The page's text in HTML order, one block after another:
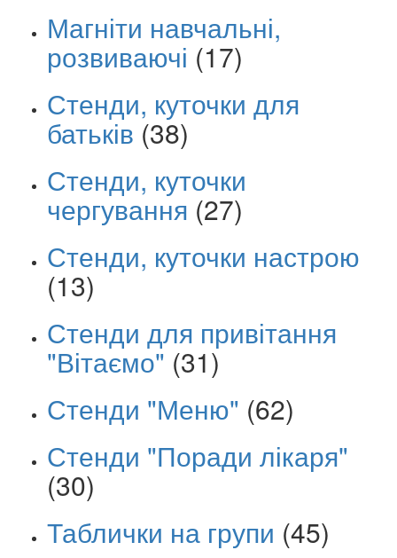
Магніти навчальні,
розвиваючі (17)
Стенди, куточки для
батьків (38)
Стенди, куточки
чергування (27)
Стенди, куточки настрою
(13)
Стенди для привітання
"Вітаємо" (31)
Стенди "Меню" (62)
Стенди "Поради лікаря"
(30)
Таблички на групи (45)